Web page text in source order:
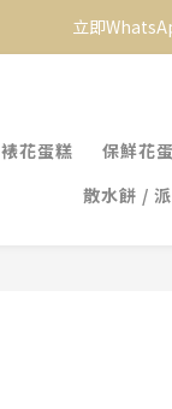
立即
裱花蛋糕 保鮮花
散水餅 /